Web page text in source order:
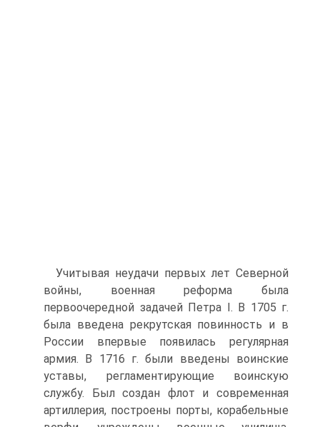
Учитывая неудачи первых лет Северной
войны, военная реформа была
первоочередной задачей Петра I. В 1705 г.
была введена рекрутская повинность и в
России впервые появилась регулярная
армия. В 1716 г. бы­ли введены воинские
уставы, регламентирующие воинскую
службу. Был создан флот и современная
артиллерия, построены порты, корабельные